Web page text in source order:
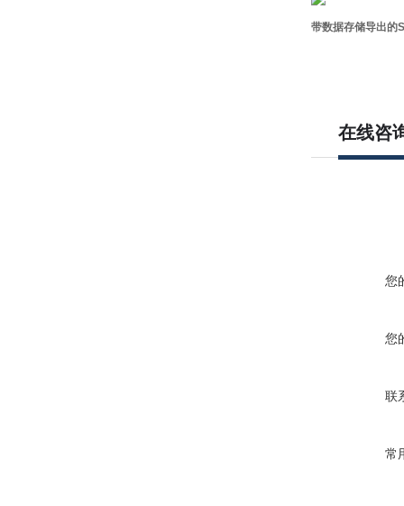
带数据存储导出的
在线咨
您
您
联
常